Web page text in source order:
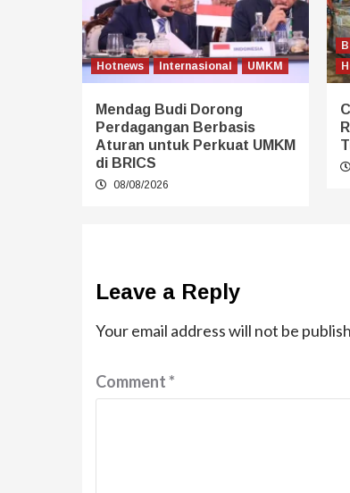
Hotnews Internasional UMKM
Mendag Budi Dorong
Perdagangan Berbasis
Aturan untuk Perkuat UMKM
di BRICS
08/08/2026
Leave a Reply
Your email address will not be
Comment*